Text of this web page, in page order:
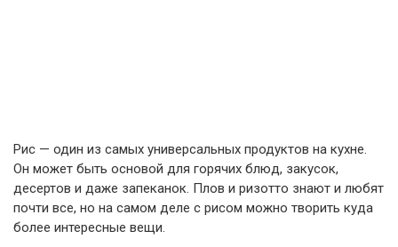
Рис — один из самых универсальных продуктов на кухне.
Он может быть основой для горячих блюд, закусок,
десертов и даже запеканок. Плов и ризотто знают и любят
почти все, но на самом деле с рисом можно творить куда
более интересные вещи.